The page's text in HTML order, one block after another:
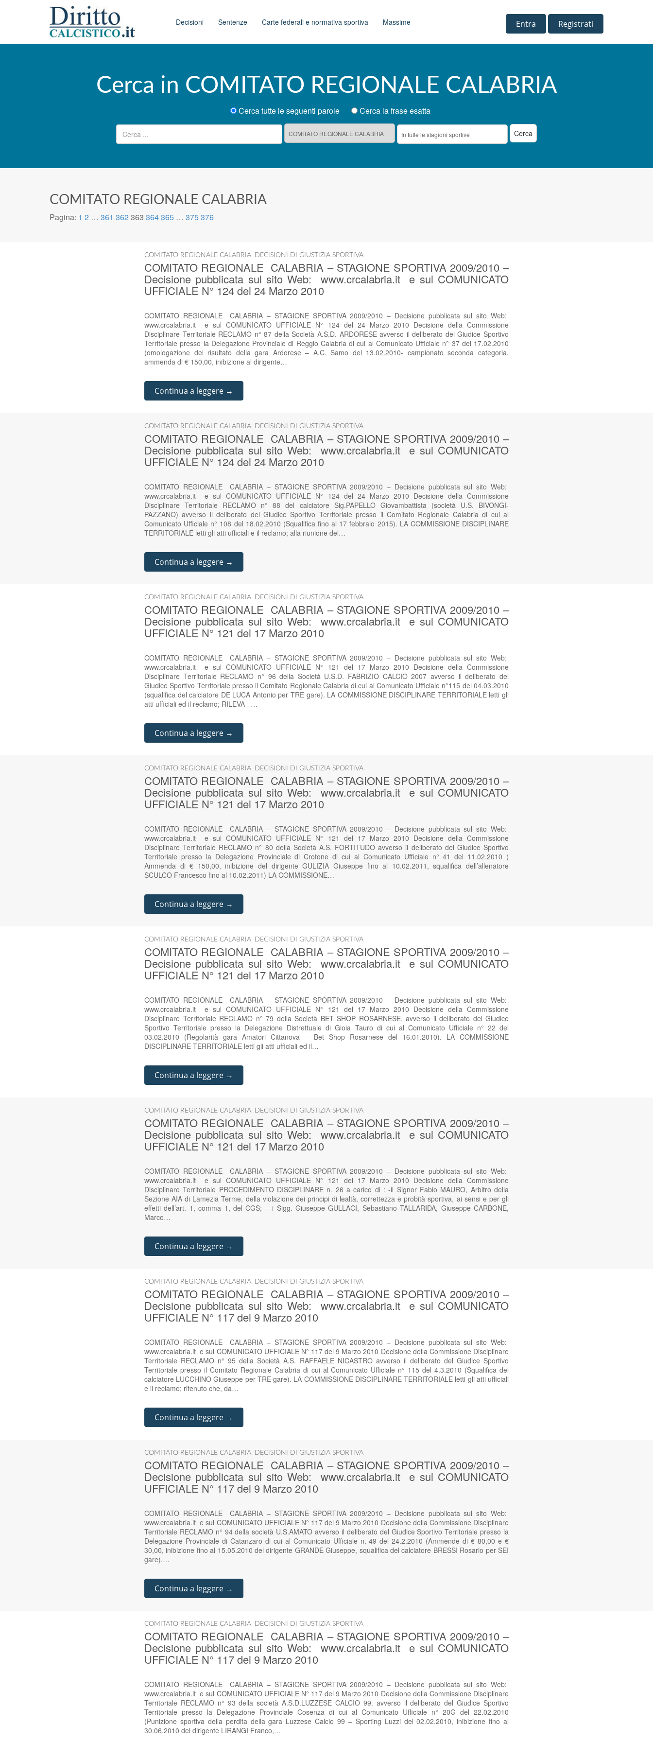
Main menu Decisioni Sentenze Carte federali e normativa sportiva Massime Entra Registrati
Cerca in COMITATO REGIONALE CALABRIA
Cerca tutte le seguenti parole
Cerca la frase esatta
Ricerca per:
COMITATO REGIONALE CALABRIA
Pagina: 1 2 … 361 362 363 364365 … 375376
COMITATO REGIONALE CALABRIA, DECISIONI DI GIUSTIZIA SPORTIVA
COMITATO REGIONALE CALABRIA – STAGIONE SPORTIVA 2009/2010 –
Decisione pubblicata sul sito Web: www.crcalabria.it e sul COMUNICATO
UFFICIALE N° 124 del 24 Marzo 2010
COMITATO REGIONALE CALABRIA – STAGIONE SPORTIVA 2009/2010 – Decisione pubblicata sul sito Web:
www.crcalabria.it e sul COMUNICATO UFFICIALE N° 124 del 24 Marzo 2010 Decisione della Commissione
Disciplinare Territoriale RECLAMO n° 87 della Società A.S.D. ARDORESE avverso il deliberato del Giudice Sportivo
Territoriale presso la Delegazione Provinciale di Reggio Calabria di cui al Comunicato Ufficiale n° 37 del 17.02.2010
(omologazione del risultato della gara Ardorese – A.C. Samo del 13.02.2010- campionato seconda categoria,
ammenda di € 150,00, inibizione al dirigente…
Continua a leggere →
COMITATO REGIONALE CALABRIA, DECISIONI DI GIUSTIZIA SPORTIVA
COMITATO REGIONALE CALABRIA – STAGIONE SPORTIVA 2009/2010 –
Decisione pubblicata sul sito Web: www.crcalabria.it e sul COMUNICATO
UFFICIALE N° 124 del 24 Marzo 2010
COMITATO REGIONALE CALABRIA – STAGIONE SPORTIVA 2009/2010 – Decisione pubblicata sul sito Web:
www.crcalabria.it e sul COMUNICATO UFFICIALE N° 124 del 24 Marzo 2010 Decisione della Commissione
Disciplinare Territoriale RECLAMO n° 88 del calciatore Sig.PAPELLO Giovambattista (società U.S. BIVONGI-
PAZZANO) avverso il deliberato del Giudice Sportivo Territoriale presso il Comitato Regionale Calabria di cui al
Comunicato Ufficiale n° 108 del 18.02.2010 (Squalifica fino al 17 febbraio 2015). LA COMMISSIONE DISCIPLINARE
TERRITORIALE letti gli atti ufficiali e il reclamo; alla riunione del…
Continua a leggere →
COMITATO REGIONALE CALABRIA, DECISIONI DI GIUSTIZIA SPORTIVA
COMITATO REGIONALE CALABRIA – STAGIONE SPORTIVA 2009/2010 –
Decisione pubblicata sul sito Web: www.crcalabria.it e sul COMUNICATO
UFFICIALE N° 121 del 17 Marzo 2010
COMITATO REGIONALE CALABRIA – STAGIONE SPORTIVA 2009/2010 – Decisione pubblicata sul sito Web:
www.crcalabria.it e sul COMUNICATO UFFICIALE N° 121 del 17 Marzo 2010 Decisione della Commissione
Disciplinare Territoriale RECLAMO n° 96 della Società U.S.D. FABRIZIO CALCIO 2007 avverso il deliberato del
Giudice Sportivo Territoriale presso il Comitato Regionale Calabria di cui al Comunicato Ufficiale n°115 del 04.03.2010
(squalifica del calciatore DE LUCA Antonio per TRE gare). LA COMMISSIONE DISCIPLINARE TERRITORIALE letti gli
atti ufficiali ed il reclamo; RILEVA –…
Continua a leggere →
COMITATO REGIONALE CALABRIA, DECISIONI DI GIUSTIZIA SPORTIVA
COMITATO REGIONALE CALABRIA – STAGIONE SPORTIVA 2009/2010 –
Decisione pubblicata sul sito Web: www.crcalabria.it e sul COMUNICATO
UFFICIALE N° 121 del 17 Marzo 2010
COMITATO REGIONALE CALABRIA – STAGIONE SPORTIVA 2009/2010 – Decisione pubblicata sul sito Web:
www.crcalabria.it e sul COMUNICATO UFFICIALE N° 121 del 17 Marzo 2010 Decisione della Commissione
Disciplinare Territoriale RECLAMO n° 80 della Società A.S. FORTITUDO avverso il deliberato del Giudice Sportivo
Territoriale presso la Delegazione Provinciale di Crotone di cui al Comunicato Ufficiale n° 41 del 11.02.2010 (
Ammenda di € 150,00, inibizione del dirigente GULIZIA Giuseppe fino al 10.02.2011, squalifica dell’allenatore
SCULCO Francesco fino al 10.02.2011) LA COMMISSIONE…
Continua a leggere →
COMITATO REGIONALE CALABRIA, DECISIONI DI GIUSTIZIA SPORTIVA
COMITATO REGIONALE CALABRIA – STAGIONE SPORTIVA 2009/2010 –
Decisione pubblicata sul sito Web: www.crcalabria.it e sul COMUNICATO
UFFICIALE N° 121 del 17 Marzo 2010
COMITATO REGIONALE CALABRIA – STAGIONE SPORTIVA 2009/2010 – Decisione pubblicata sul sito Web:
www.crcalabria.it e sul COMUNICATO UFFICIALE N° 121 del 17 Marzo 2010 Decisione della Commissione
Disciplinare Territoriale RECLAMO n° 79 della Società BET SHOP ROSARNESE. avverso il deliberato del Giudice
Sportivo Territoriale presso la Delegazione Distrettuale di Gioia Tauro di cui al Comunicato Ufficiale n° 22 del
03.02.2010 (Regolarità gara Amatori Cittanova – Bet Shop Rosarnese del 16.01.2010). LA COMMISSIONE
DISCIPLINARE TERRITORIALE letti gli atti ufficiali ed il…
Continua a leggere →
COMITATO REGIONALE CALABRIA, DECISIONI DI GIUSTIZIA SPORTIVA
COMITATO REGIONALE CALABRIA – STAGIONE SPORTIVA 2009/2010 –
Decisione pubblicata sul sito Web: www.crcalabria.it e sul COMUNICATO
UFFICIALE N° 121 del 17 Marzo 2010
COMITATO REGIONALE CALABRIA – STAGIONE SPORTIVA 2009/2010 – Decisione pubblicata sul sito Web:
www.crcalabria.it e sul COMUNICATO UFFICIALE N° 121 del 17 Marzo 2010 Decisione della Commissione
Disciplinare Territoriale PROCEDIMENTO DISCIPLINARE n. 26 a carico di : -il Signor Fabio MAURO, Arbitro della
Sezione AIA di Lamezia Terme, della violazione dei principi di lealtà, correttezza e probità sportiva, ai sensi e per gli
effetti dell’art. 1, comma 1, del CGS; – i Sigg. Giuseppe GULLACI, Sebastiano TALLARIDA, Giuseppe CARBONE,
Marco…
Continua a leggere →
COMITATO REGIONALE CALABRIA, DECISIONI DI GIUSTIZIA SPORTIVA
COMITATO REGIONALE CALABRIA – STAGIONE SPORTIVA 2009/2010 –
Decisione pubblicata sul sito Web: www.crcalabria.it e sul COMUNICATO
UFFICIALE N° 117 del 9 Marzo 2010
COMITATO REGIONALE CALABRIA – STAGIONE SPORTIVA 2009/2010 – Decisione pubblicata sul sito Web:
www.crcalabria.it e sul COMUNICATO UFFICIALE N° 117 del 9 Marzo 2010 Decisione della Commissione Disciplinare
Territoriale RECLAMO n° 95 della Società A.S. RAFFAELE NICASTRO avverso il deliberato del Giudice Sportivo
Territoriale presso il Comitato Regionale Calabria di cui al Comunicato Ufficiale n° 115 del 4.3.2010 (Squalifica del
calciatore LUCCHINO Giuseppe per TRE gare). LA COMMISSIONE DISCIPLINARE TERRITORIALE letti gli atti ufficiali
e il reclamo; ritenuto che, da…
Continua a leggere →
COMITATO REGIONALE CALABRIA, DECISIONI DI GIUSTIZIA SPORTIVA
COMITATO REGIONALE CALABRIA – STAGIONE SPORTIVA 2009/2010 –
Decisione pubblicata sul sito Web: www.crcalabria.it e sul COMUNICATO
UFFICIALE N° 117 del 9 Marzo 2010
COMITATO REGIONALE CALABRIA – STAGIONE SPORTIVA 2009/2010 – Decisione pubblicata sul sito Web:
www.crcalabria.it e sul COMUNICATO UFFICIALE N° 117 del 9 Marzo 2010 Decisione della Commissione Disciplinare
Territoriale RECLAMO n° 94 della società U.S.AMATO avverso il deliberato del Giudice Sportivo Territoriale presso la
Delegazione Provinciale di Catanzaro di cui al Comunicato Ufficiale n. 49 del 24.2.2010 (Ammende di € 80,00 e €
30,00, inibizione fino al 15.05.2010 del dirigente GRANDE Giuseppe, squalifica del calciatore BRESSI Rosario per SEI
gare).…
Continua a leggere →
COMITATO REGIONALE CALABRIA, DECISIONI DI GIUSTIZIA SPORTIVA
COMITATO REGIONALE CALABRIA – STAGIONE SPORTIVA 2009/2010 –
Decisione pubblicata sul sito Web: www.crcalabria.it e sul COMUNICATO
UFFICIALE N° 117 del 9 Marzo 2010
COMITATO REGIONALE CALABRIA – STAGIONE SPORTIVA 2009/2010 – Decisione pubblicata sul sito Web:
www.crcalabria.it e sul COMUNICATO UFFICIALE N° 117 del 9 Marzo 2010 Decisione della Commissione Disciplinare
Territoriale RECLAMO n° 93 della società A.S.D.LUZZESE CALCIO 99. avverso il deliberato del Giudice Sportivo
Territoriale presso la Delegazione Provinciale Cosenza di cui al Comunicato Ufficiale n° 20G del 22.02.2010
(Punizione sportiva della perdita della gara Luzzese Calcio 99 – Sporting Luzzi del 02.02.2010, inibizione fino al
30.06.2010 del dirigente LIRANGI Franco,…